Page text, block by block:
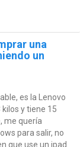
una
un
es la Lenovo
y tiene 15
me quería
para salir, no
que use un ipad.